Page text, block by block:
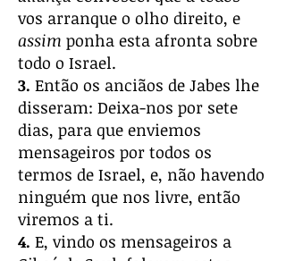
vos arranque o olho direito, e
assim ponha esta afronta sobre
todo o Israel.
3. Então os anciãos de Jabes lhe
disseram: Deixa-nos por sete
dias, para que enviemos
mensageiros por todos os
termos de Israel, e, não havendo
ninguém que nos livre, então
viremos a ti.
4. E, vindo os mensageiros a